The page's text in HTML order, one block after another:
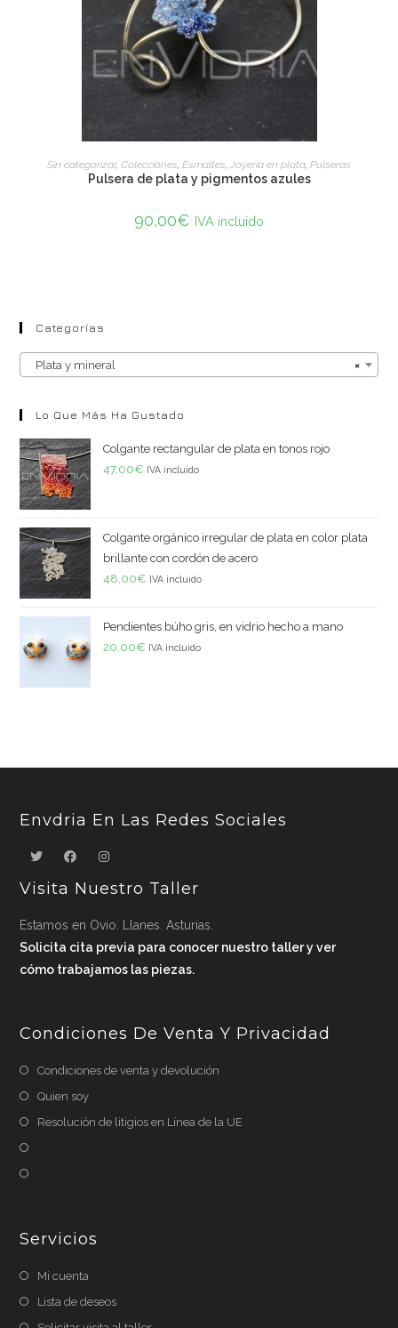
ADD TO CART
Sin categorizar, Colecciones, Esmaltes, Joyería en plata, Pulseras
Pulsera de plata y pigmentos azules
90,00€ IVA incluido
Categorías
×
Plata y mineral
Lo Que Más Ha Gustado
Colgante rectangular de plata en tonos rojo
47,00€ IVA incluido
Colgante orgánico irregular de plata en color plata
brillante con cordón de acero
48,00€ IVA incluido
Pendientes búho gris, en vidrio hecho a mano
20,00€ IVA incluido
Envdria En Las Redes Sociales
Visita Nuestro Taller
Estamos en Ovio. Llanes. Asturias.
Solicita cita previa para conocer nuestro taller y ver
cómo trabajamos las piezas.
Condiciones De Venta Y Privacidad
Condiciones de venta y devolución
Quien soy
Resolución de litigios en Línea de la UE
Servicios
Mi cuenta
Lista de deseos